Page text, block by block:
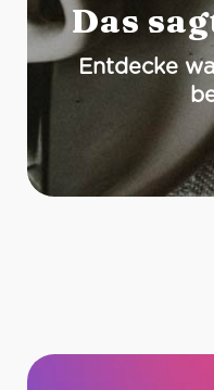
Das
Entdecke